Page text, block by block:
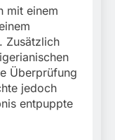
mit einem
Zusätzlich
Überprüfung
jedoch
entpuppte